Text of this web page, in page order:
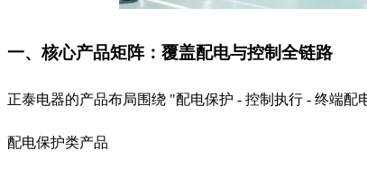
一、核心产品矩阵：覆盖配电与控制全链路
正泰电器的产品布局围绕 "配电保护 - 控制执行 - 终端
配电保护类产品